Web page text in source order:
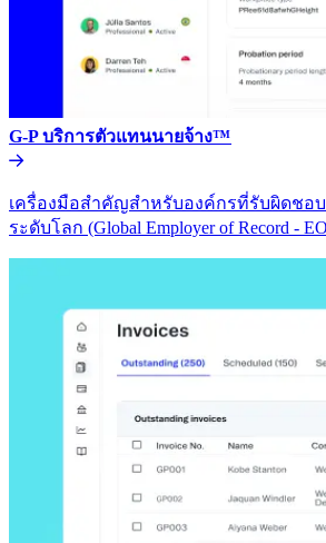
G-P บริการตัวแทนนายจ้าง™​​
เครื่องมือสำคัญสำหรับองค์กรที่รับผิดชอ
ระดับโลก (Global Employer of Record -